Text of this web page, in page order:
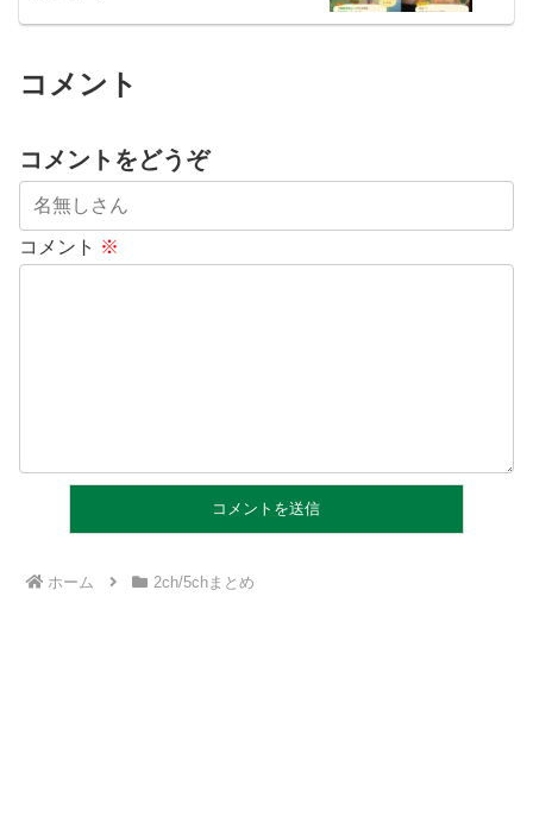
コメント
コメントをどうぞ
コメント ※
ホーム 2ch/5chまとめ